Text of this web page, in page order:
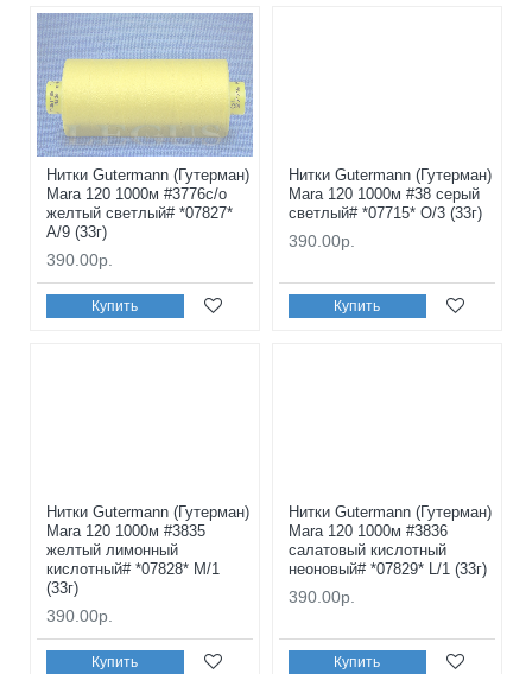
Нитки Gutermann (Гутерман)
Mara 120 1000м #3776с/о
желтый светлый# *07827*
A/9 (33г)
390.00р.
Купить
Нитки Gutermann (Гутерман)
Mara 120 1000м #38 серый
светлый# *07715* O/3 (33г)
390.00р.
Купить
Нитки Gutermann (Гутерман)
Mara 120 1000м #3835
желтый лимонный
кислотный# *07828* M/1
(33г)
390.00р.
Купить
Нитки Gutermann (Гутерман)
Mara 120 1000м #3836
салатовый кислотный
неоновый# *07829* L/1 (33г)
390.00р.
Купить